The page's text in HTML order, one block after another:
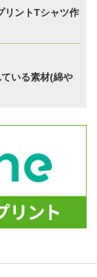
リントTシャツ作
いる素材(綿や